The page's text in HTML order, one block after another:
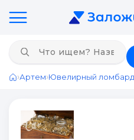
Главная
›Артем›Ювелирный ломбард